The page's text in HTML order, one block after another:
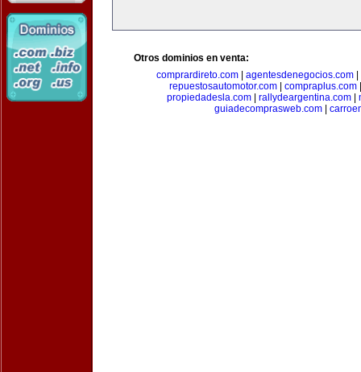
Otros dominios en venta:
comprardireto.com| agentesdenegocios.com|
repuestosautomotor.com
compraplus.com
propiedadesla.com| rallydeargentina.com|
guiadecomprasweb.com|